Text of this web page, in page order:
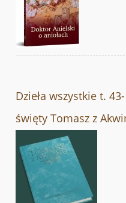
Dzieła wszystkie t.
święty Tomasz z